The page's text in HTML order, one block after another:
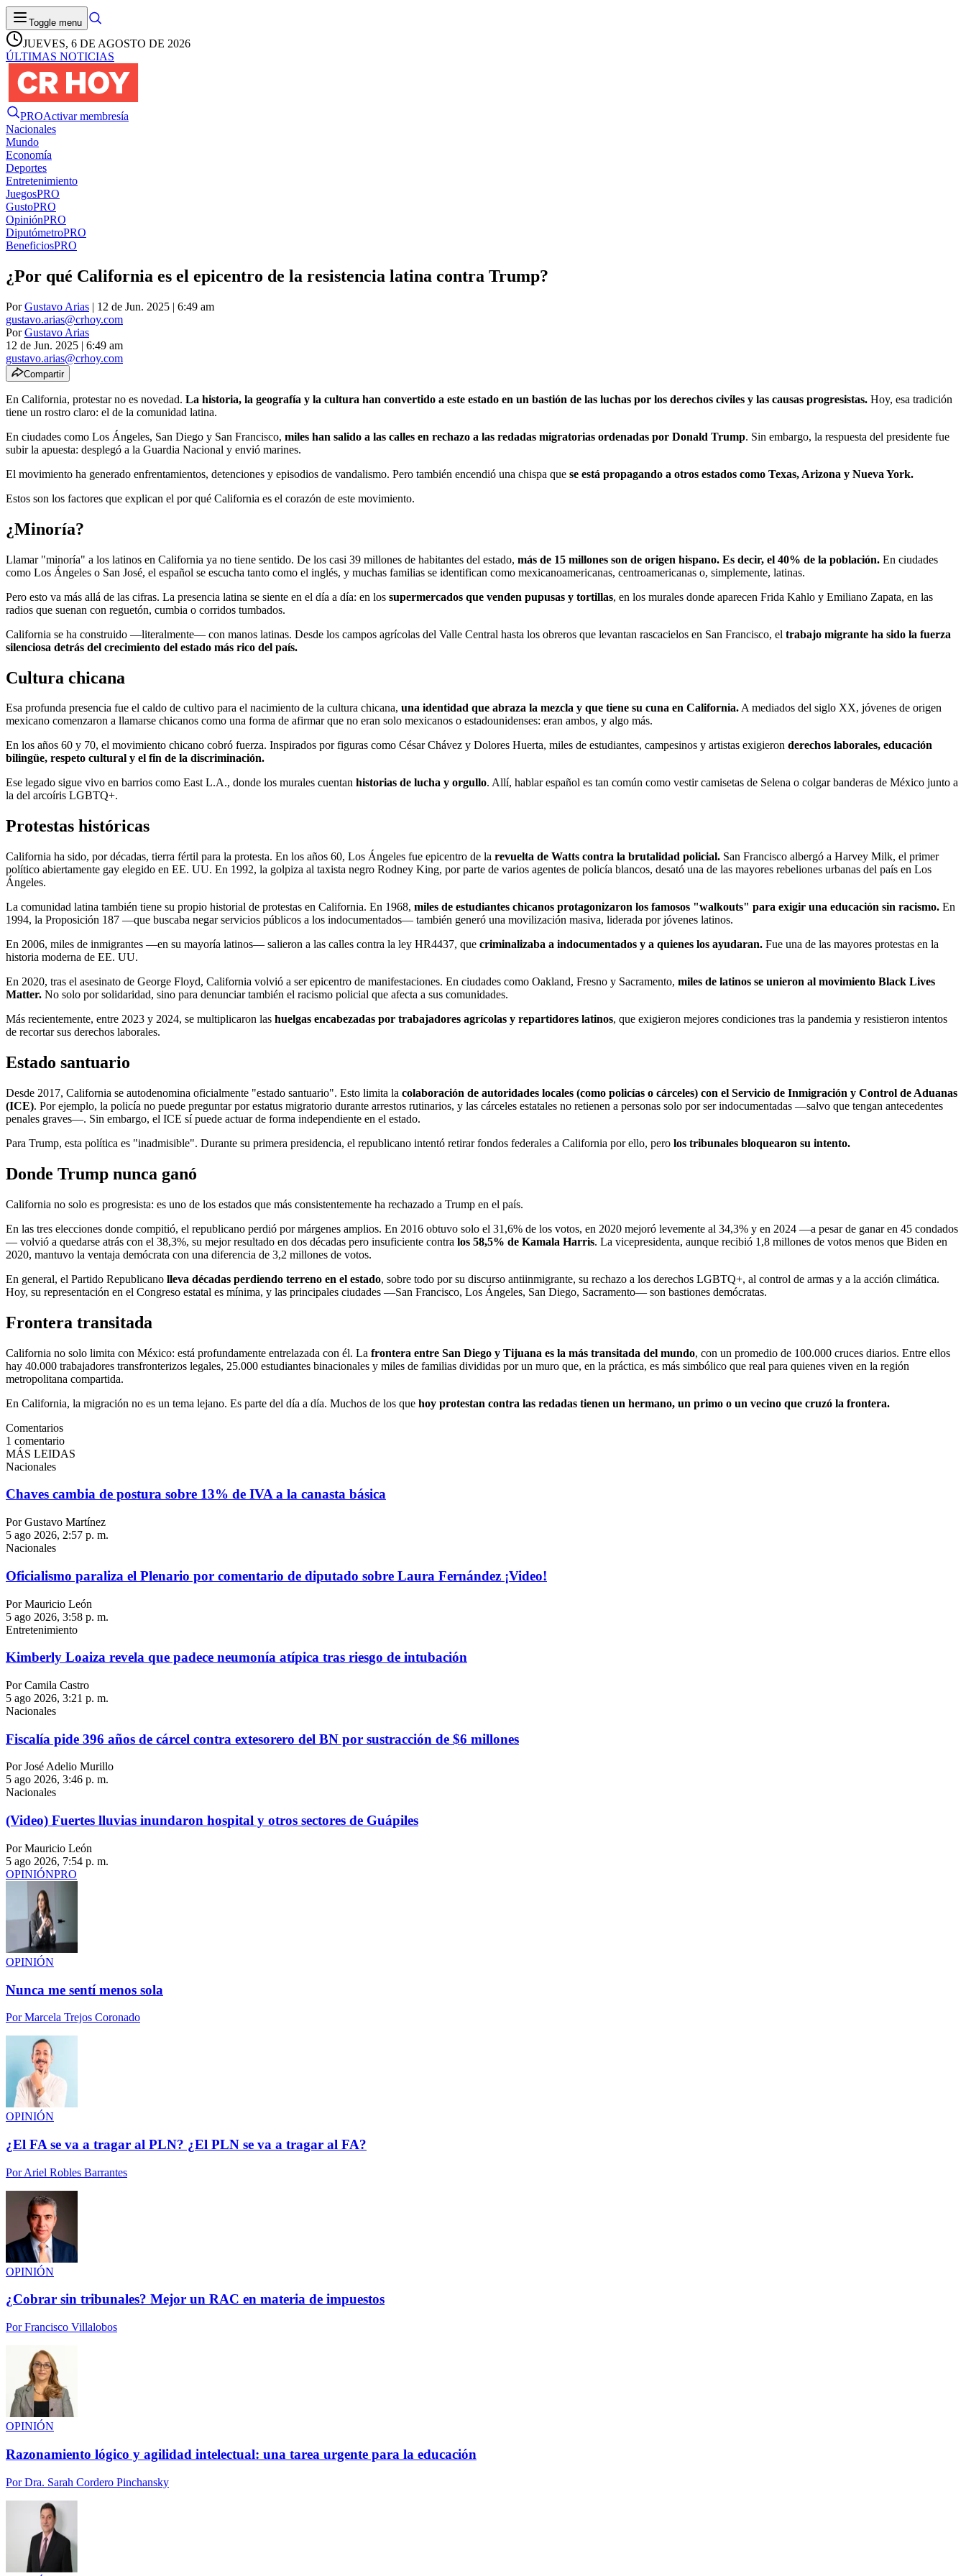
Toggle menu
JUEVES, 6 DE AGOSTO DE 2026
ÚLTIMAS NOTICIAS
PROActivar membresía
Nacionales
Mundo
Economía
Deportes
Entretenimiento
JuegosPRO
GustoPRO
OpiniónPRO
DiputómetroPRO
BeneficiosPRO
¿Por qué California es el epicentro de la resistencia latina contra Trump?
PorGustavo Arias | 12 de Jun. 2025 | 6:49 am
gustavo.arias@crhoy.com
PorGustavo Arias
12 de Jun. 2025 | 6:49 am
gustavo.arias@crhoy.com
Compartir
En California, protestar no es novedad. La historia, la geografía y la cultura han convertido a este estado en un bastión de las luchas por los derechos civiles y las causas progresistas. Hoy, esa tradición
tiene un rostro claro: el de la comunidad latina.
En ciudades como Los Ángeles, San Diego y San Francisco, miles han salido a las calles en rechazo a las redadas migratorias ordenadas por Donald Trump. Sin embargo, la respuesta del presidente fue
subir la apuesta: desplegó a la Guardia Nacional y envió marines.
El movimiento ha generado enfrentamientos, detenciones y episodios de vandalismo. Pero también encendió una chispa que se está propagando a otros estados como Texas, Arizona y Nueva York.
Estos son los factores que explican el por qué California es el corazón de este movimiento.
¿Minoría?
Llamar "minoría" a los latinos en California ya no tiene sentido. De los casi 39 millones de habitantes del estado, más de 15 millones son de origen hispano. Es decir, el 40% de la población. En ciudades
como Los Ángeles o San José, el español se escucha tanto como el inglés, y muchas familias se identifican como mexicanoamericanas, centroamericanas o, simplemente, latinas.
Pero esto va más allá de las cifras. La presencia latina se siente en el día a día: en los supermercados que venden pupusas y tortillas, en los murales donde aparecen Frida Kahlo y Emiliano Zapata, en las
radios que suenan con reguetón, cumbia o corridos tumbados.
California se ha construido —literalmente— con manos latinas. Desde los campos agrícolas del Valle Central hasta los obreros que levantan rascacielos en San Francisco, el trabajo migrante ha sido la fuerza
silenciosa detrás del crecimiento del estado más rico del país.
Cultura chicana
Esa profunda presencia fue el caldo de cultivo para el nacimiento de la cultura chicana, una identidad que abraza la mezcla y que tiene su cuna en California.A mediados del siglo XX, jóvenes de origen
mexicano comenzaron a llamarse chicanos como una forma de afirmar que no eran solo mexicanos o estadounidenses: eran ambos, y algo más.
En los años 60 y 70, el movimiento chicano cobró fuerza. Inspirados por figuras como César Chávez y Dolores Huerta, miles de estudiantes, campesinos y artistas exigieron derechos laborales, educación
bilingüe, respeto cultural y el fin de la discriminación.
Ese legado sigue vivo en barrios como East L.A., donde los murales cuentan historias de lucha y orgullo. Allí, hablar español es tan común como vestir camisetas de Selena o colgar banderas de México junto a
la del arcoíris LGBTQ+.
Protestas históricas
California ha sido, por décadas, tierra fértil para la protesta. En los años 60, Los Ángeles fue epicentro de la revuelta de Watts contra la brutalidad policial. San Francisco albergó a Harvey Milk, el primer
político abiertamente gay elegido en EE. UU. En 1992, la golpiza al taxista negro Rodney King, por parte de varios agentes de policía blancos, desató una de las mayores rebeliones urbanas del país en Los
Ángeles.
La comunidad latina también tiene su propio historial de protestas en California. En 1968, miles de estudiantes chicanos protagonizaron los famosos "walkouts" para exigir una educación sin racismo. En
1994, la Proposición 187 —que buscaba negar servicios públicos a los indocumentados— también generó una movilización masiva, liderada por jóvenes latinos.
En 2006, miles de inmigrantes —en su mayoría latinos— salieron a las calles contra la ley HR4437, que criminalizaba a indocumentados y a quienes los ayudaran. Fue una de las mayores protestas en la
historia moderna de EE. UU.
En 2020, tras el asesinato de George Floyd, California volvió a ser epicentro de manifestaciones. En ciudades como Oakland, Fresno y Sacramento, miles de latinos se unieron al movimiento Black Lives
Matter. No solo por solidaridad, sino para denunciar también el racismo policial que afecta a sus comunidades.
Más recientemente, entre 2023 y 2024, se multiplicaron las huelgas encabezadas por trabajadores agrícolas y repartidores latinos, que exigieron mejores condiciones tras la pandemia y resistieron intentos
de recortar sus derechos laborales.
Estado santuario
Desde 2017, California se autodenomina oficialmente "estado santuario". Esto limita la colaboración de autoridades locales (como policías o cárceles) con el Servicio de Inmigración y Control de Aduanas
(ICE). Por ejemplo, la policía no puede preguntar por estatus migratorio durante arrestos rutinarios, y las cárceles estatales no retienen a personas solo por ser indocumentadas —salvo que tengan antecedentes
penales graves—. Sin embargo, el ICE sí puede actuar de forma independiente en el estado.
Para Trump, esta política es "inadmisible". Durante su primera presidencia, el republicano intentó retirar fondos federales a California por ello, pero los tribunales bloquearon su intento.
Donde Trump nunca ganó
California no solo es progresista: es uno de los estados que más consistentemente ha rechazado a Trump en el país.
En las tres elecciones donde compitió, el republicano perdió por márgenes amplios. En 2016 obtuvo solo el 31,6% de los votos, en 2020 mejoró levemente al 34,3% y en 2024 —a pesar de ganar en 45 condados
— volvió a quedarse atrás con el 38,3%, su mejor resultado en dos décadas pero insuficiente contra los 58,5% de Kamala Harris. La vicepresidenta, aunque recibió 1,8 millones de votos menos que Biden en
2020, mantuvo la ventaja demócrata con una diferencia de 3,2 millones de votos.
En general, el Partido Republicano lleva décadas perdiendo terreno en el estado, sobre todo por su discurso antiinmigrante, su rechazo a los derechos LGBTQ+, al control de armas y a la acción climática.
Hoy, su representación en el Congreso estatal es mínima, y las principales ciudades —San Francisco, Los Ángeles, San Diego, Sacramento— son bastiones demócratas.
Frontera transitada
California no solo limita con México: está profundamente entrelazada con él. La frontera entre San Diego y Tijuana es la más transitada del mundo, con un promedio de 100.000 cruces diarios. Entre ellos
hay 40.000 trabajadores transfronterizos legales, 25.000 estudiantes binacionales y miles de familias divididas por un muro que, en la práctica, es más simbólico que real para quienes viven en la región
metropolitana compartida.
En California, la migración no es un tema lejano. Es parte del día a día. Muchos de los que hoy protestan contra las redadas tienen un hermano, un primo o un vecino que cruzó la frontera.
Comentarios
1 comentario
MÁS LEIDAS
Nacionales
Chaves cambia de postura sobre 13% de IVA a la canasta básica
Por Gustavo Martínez
5 ago 2026, 2:57 p. m.
Nacionales
Oficialismo paraliza el Plenario por comentario de diputado sobre Laura Fernández ¡Video!
Por Mauricio León
5 ago 2026, 3:58 p. m.
Entretenimiento
Kimberly Loaiza revela que padece neumonía atípica tras riesgo de intubación
Por Camila Castro
5 ago 2026, 3:21 p. m.
Nacionales
Fiscalía pide 396 años de cárcel contra extesorero del BN por sustracción de $6 millones
Por José Adelio Murillo
5 ago 2026, 3:46 p. m.
Nacionales
(Video) Fuertes lluvias inundaron hospital y otros sectores de Guápiles
Por Mauricio León
5 ago 2026, 7:54 p. m.
OPINIÓNPRO
OPINIÓN
Nunca me sentí menos sola
PorMarcela Trejos Coronado
OPINIÓN
¿El FA se va a tragar al PLN? ¿El PLN se va a tragar al FA?
PorAriel Robles Barrantes
OPINIÓN
¿Cobrar sin tribunales? Mejor un RAC en materia de impuestos
PorFrancisco Villalobos
OPINIÓN
Razonamiento lógico y agilidad intelectual: una tarea urgente para la educación
PorDra. Sarah Cordero Pinchansky